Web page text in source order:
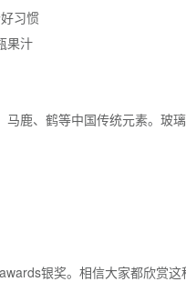
习惯
果汁
鹿、鹤等中国传统元素。玻
银奖。相信大家都欣赏